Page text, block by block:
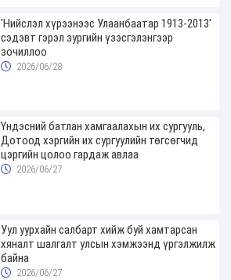
'Нийслэл хүрээнээс Улаанбаатар 1913-2013'
сэдэвт гэрэл зургийн үзэсгэлэнгээр
зочиллоо
2026/06/28
Үндэсний батлан хамгаалахын их сургууль,
Дотоод хэргийн их сургуулийн төгсөгчид
цэргийн цолоо гардаж авлаа
2026/06/27
Уул уурхайн салбарт хийж буй хамтарсан
хяналт шалгалт улсын хэмжээнд үргэлжилж
байна
2026/06/27